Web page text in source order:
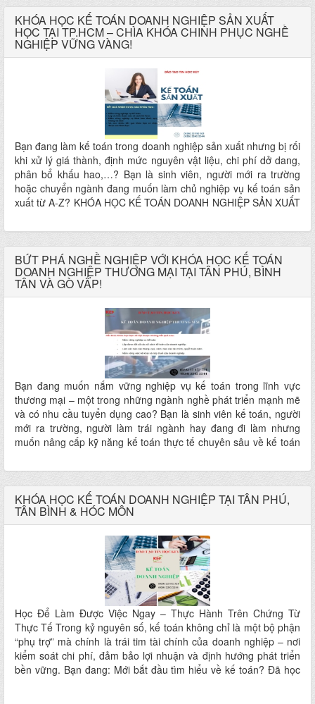
KHÓA HỌC KẾ TOÁN DOANH NGHIỆP SẢN XUẤT
HỌC TẠI TP.HCM – CHÌA KHÓA CHINH PHỤC NGHỀ
NGHIỆP VỮNG VÀNG!
Bạn đang làm kế toán trong doanh nghiệp sản xuất nhưng bị rối
khi xử lý giá thành, định mức nguyên vật liệu, chi phí dở dang,
phân bổ khấu hao,…? Bạn là sinh viên, người mới ra trường
hoặc chuyển ngành đang muốn làm chủ nghiệp vụ kế toán sản
xuất từ A-Z? KHÓA HỌC KẾ TOÁN DOANH NGHIỆP SẢN XUẤT
thể bỏ lỡ!
BỨT PHÁ NGHỀ NGHIỆP VỚI KHÓA HỌC KẾ TOÁN
DOANH NGHIỆP THƯƠNG MẠI TẠI TÂN PHÚ, BÌNH
TÂN VÀ GÒ VẤP!
Bạn đang muốn nắm vững nghiệp vụ kế toán trong lĩnh vực
thương mại – một trong những ngành nghề phát triển mạnh mẽ
và có nhu cầu tuyển dụng cao? Bạn là sinh viên kế toán, người
mới ra trường, người làm trái ngành hay đang đi làm nhưng
muốn nâng cấp kỹ năng kế toán thực tế chuyên sâu về kế toán
Thương mại tại Trung tâm Tin học KEY chính là lựa chọn lý
tưởng dành cho bạn!
KHÓA HỌC KẾ TOÁN DOANH NGHIỆP TẠI TÂN PHÚ,
TÂN BÌNH & HÓC MÔN
Học Để Làm Được Việc Ngay – Thực Hành Trên Chứng Từ
Thực Tế Trong kỷ nguyên số, kế toán không chỉ là một bộ phận
“phụ trợ” mà chính là trái tim tài chính của doanh nghiệp – nơi
kiểm soát chi phí, đảm bảo lợi nhuận và định hướng phát triển
bền vững. Bạn đang: Mới bắt đầu tìm hiểu về kế toán? Đã học